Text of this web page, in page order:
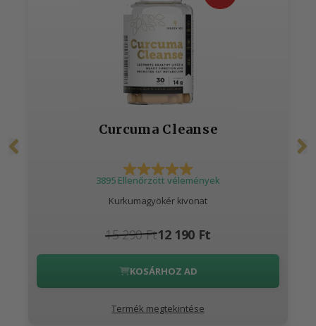
Curcuma Cleanse
3895 Ellenőrzött vélemények
Kurkumagyökér kivonat
15 290 Ft12 190 Ft
KOSÁRHOZ AD
Termék megtekintése